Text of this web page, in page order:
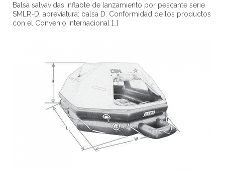
Balsa salvavidas inflable de lanzamiento por pescante serie
SMLR-D, abreviatura: balsa D. Conformidad de los productos
con el Convenio internacional […]